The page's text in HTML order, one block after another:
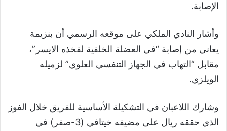
الإصابة.
وأشار النادي الملكي على موقعه الرسمي أن بنزيمة
يعاني من إصابة “في العضلة الخلفية لفخذه الايسر”،
مقابل “التهاب في الجهاز التنفسي العلوي” لزميله
الويلزي.
وشارك اللاعبان في التشكيلة الأساسية للفريق خلال الفوز
الذي حققه ريال على مضيفه خيتافي (3-صفر) في